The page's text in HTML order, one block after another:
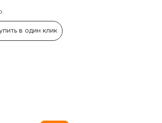
в один клик